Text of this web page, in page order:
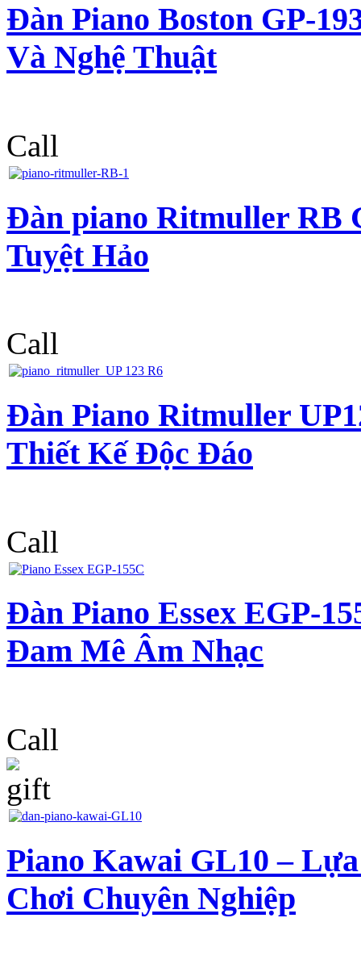
Đàn Piano Boston GP-
Và Nghệ Thuật
Call
Đàn piano Ritmuller RB
Tuyệt Hảo
Call
Đàn Piano Ritmuller
Thiết Kế Độc Đáo
Call
Đàn Piano Essex EGP-
Đam Mê Âm Nhạc
Call
Piano Kawai GL10 –
Chơi Chuyên Nghiệp